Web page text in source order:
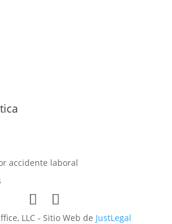
accidente laboral
LLC - Sitio Web de JustLegal